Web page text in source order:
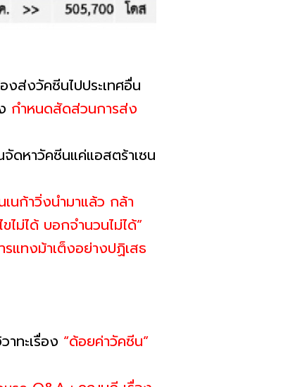
งส่งวัคซีนไปประเทศอื่น
กำหนดสัดส่วนการส่ง
ดหาวัคซีนแค่แอสตร้าเซน
เนก้าวิ่งนำมาแล้ว กล้า
ไม่ได้ บอกจำนวนไม่ได้”
แทงม้าเต็งอย่างปฏิเสธ
ทะเรื่อง “ด้อยค่าวัคซีน”